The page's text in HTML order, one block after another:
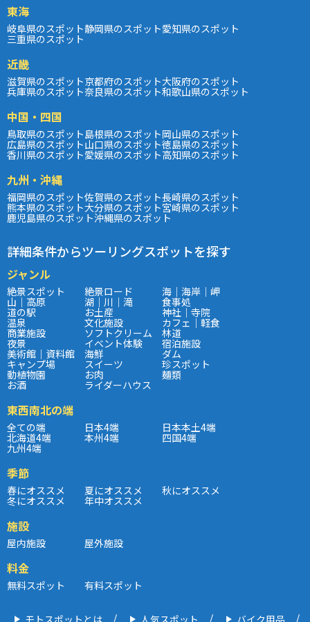
東海
岐阜県のスポット静岡県のスポット愛知県のスポット
三重県のスポット
近畿
滋賀県のスポット京都府のスポット大阪府のスポット
兵庫県のスポット奈良県のスポット和歌山県のスポット
中国・四国
鳥取県のスポット島根県のスポット岡山県のスポット
広島県のスポット山口県のスポット徳島県のスポット
香川県のスポット愛媛県のスポット高知県のスポット
九州・沖縄
福岡県のスポット佐賀県のスポット長崎県のスポット
熊本県のスポット大分県のスポット宮崎県のスポット
鹿児島県のスポット沖縄県のスポット
詳細条件からツーリングスポットを探す
ジャンル
絶景スポット 絶景ロード 海｜海岸｜岬
山｜高原 湖｜川｜滝 食事処
道の駅 お土産 神社｜寺院
温泉 文化施設 カフェ｜軽食
商業施設 ソフトクリーム 林道
夜景 イベント体験 宿泊施設
美術館｜資料館 海鮮 ダム
キャンプ場 スイーツ 珍スポット
動植物園 お肉 麺類
お酒 ライダーハウス
東西南北の端
全ての端 日本4端 日本本土4端
北海道4端 本州4端 四国4端
九州4端
季節
春にオススメ 夏にオススメ 秋にオススメ
冬にオススメ 年中オススメ
施設
屋内施設 屋外施設
料金
無料スポット 有料スポット
モトスポットとは 人気スポット バイク用品